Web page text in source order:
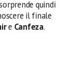
quindi
il finale
e Canfeza.